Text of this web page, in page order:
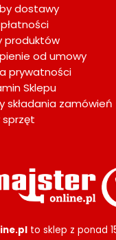
dostawy
produktów
od umowy
prywatności
Sklepu
składania zamówień
sprzęt
to sklep z ponad